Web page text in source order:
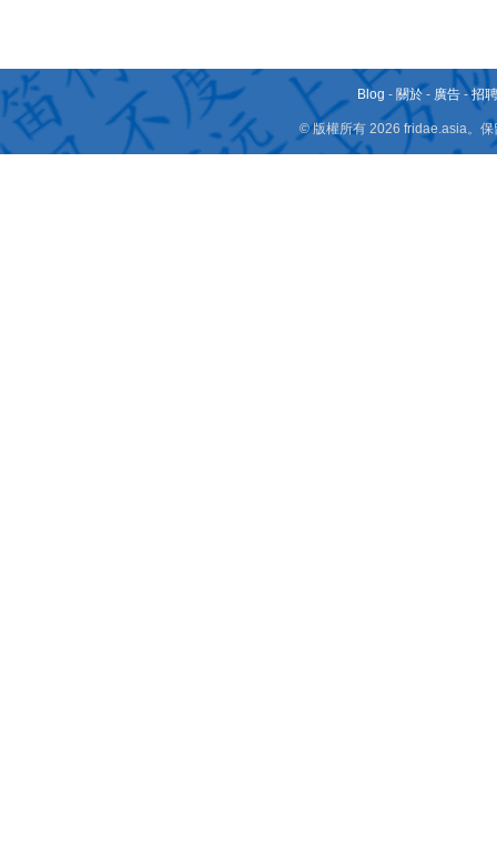
Blog - 關於 - 廣告 -招
© 版權所有 2026 fridae.asia。